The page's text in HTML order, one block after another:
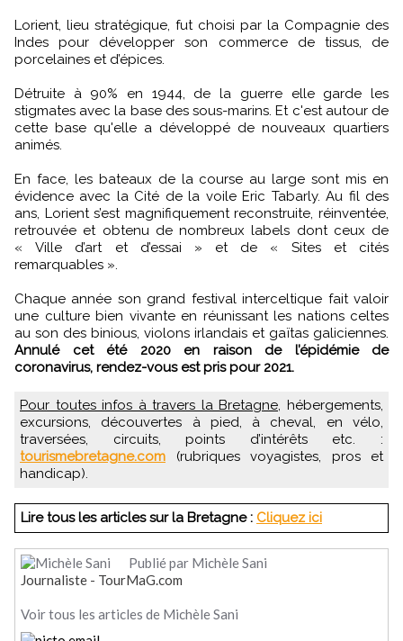
Lorient, lieu stratégique, fut choisi par la Compagnie des
Indes pour développer son commerce de tissus, de
porcelaines et d’épices.
Détruite à 90% en 1944, de la guerre elle garde les
stigmates avec la base des sous-marins. Et c'est autour de
cette base qu'elle a développé de nouveaux quartiers
animés.
En face, les bateaux de la course au large sont mis en
évidence avec la Cité de la voile Eric Tabarly. Au fil des
ans, Lorient s’est magnifiquement reconstruite, réinventée,
retrouvée et obtenu de nombreux labels dont ceux de
« Ville d’art et d’essai » et de « Sites et cités
remarquables ».
Chaque année son grand festival interceltique fait valoir
une culture bien vivante en réunissant les nations celtes
au son des binious, violons irlandais et gaïtas galiciennes.
Annulé cet été 2020 en raison de l’épidémie de
coronavirus, rendez-vous est pris pour 2021.
Pour toutes infos à travers la Bretagne, hébergements,
excursions, découvertes à pied, à cheval, en vélo,
traversées, circuits, points d’intérêts etc. :
tourismebretagne.com (rubriques voyagistes, pros et
handicap).
Lire tous les articles sur la Bretagne : Cliquez ici
Publié par Michèle Sani
Journaliste - TourMaG.com
Voir tous les articles de Michèle Sani